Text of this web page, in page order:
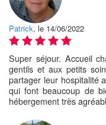
Patrick, le 14/06/2022
Super séjour. Accueil
gentils et aux petits
partager leur hospitalité
qui font beaucoup de
hébergement très